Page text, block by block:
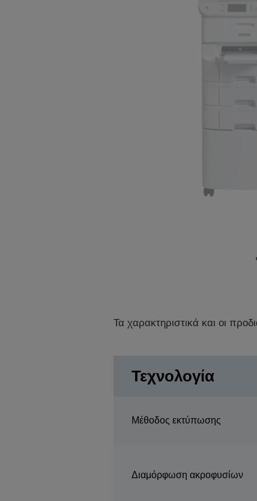
Τα χαρακτηριστικά και οι
Τεχνολογία
Μέθοδος εκτύπωσης
Διαμόρφωση ακροφυσίων